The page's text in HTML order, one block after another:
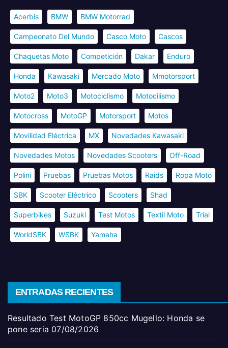
Acerbis BMW BMW Motorrad
Campeonato Del Mundo Casco Moto Cascos
Chaquetas Moto Competición Dakar Enduro
Honda Kawasaki Mercado Moto Mmotorsport
Moto2 Moto3 Motociclismo Motocilismo
Motocross MotoGP Motorsport Motos
Movilidad Eléctrica MX Novedades Kawasaki
Novedades Motos Novedades Scooters Off-Road
Polini Pruebas Pruebas Motos Raids Ropa Moto
SBK Scooter Eléctrico Scooters Shad
Superbikes Suzuki Test Motos Textil Moto Trial
WorldSBK WSBK Yamaha
ENTRADAS RECIENTES
Resultado Test MotoGP 850cc Mugello: Honda se
pone seria 07/08/2026